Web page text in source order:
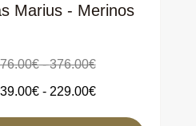
Marius - Merinos
376.00€
-
€
229.00€
-
€